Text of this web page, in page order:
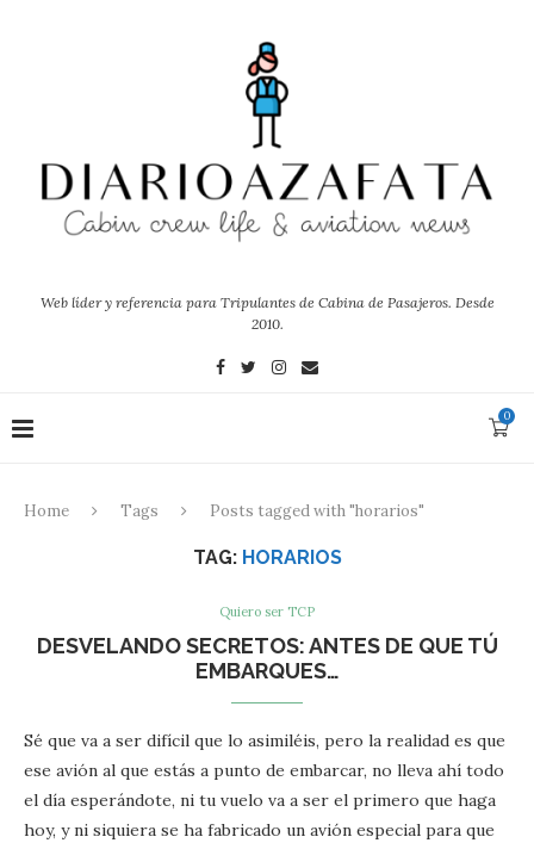
Web líder y referencia para Tripulantes de Cabina de Pasajeros. Desde
2010.
0
Home Tags Posts tagged with "horarios"
TAG: HORARIOS
Quiero ser TCP
DESVELANDO SECRETOS: ANTES DE QUE TÚ
EMBARQUES…
Sé que va a ser difícil que lo asimiléis, pero la realidad es que
ese avión al que estás a punto de embarcar, no lleva ahí todo
el día esperándote, ni tu vuelo va a ser el primero que haga
hoy, y ni siquiera se ha fabricado un avión especial para que